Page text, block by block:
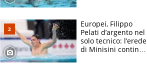
e compagni
continuare
Europei, Filippo
Pelati d’argento nel
solo tecnico: l’erede
di Minisini continua